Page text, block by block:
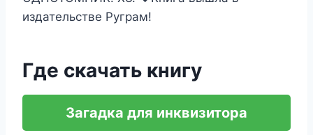
издательстве Руграм!
Где скачать книгу
Загадка для инквизитора